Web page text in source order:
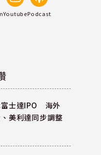
YoutubePodcast
富士達IPO 海外
美利達同步調整